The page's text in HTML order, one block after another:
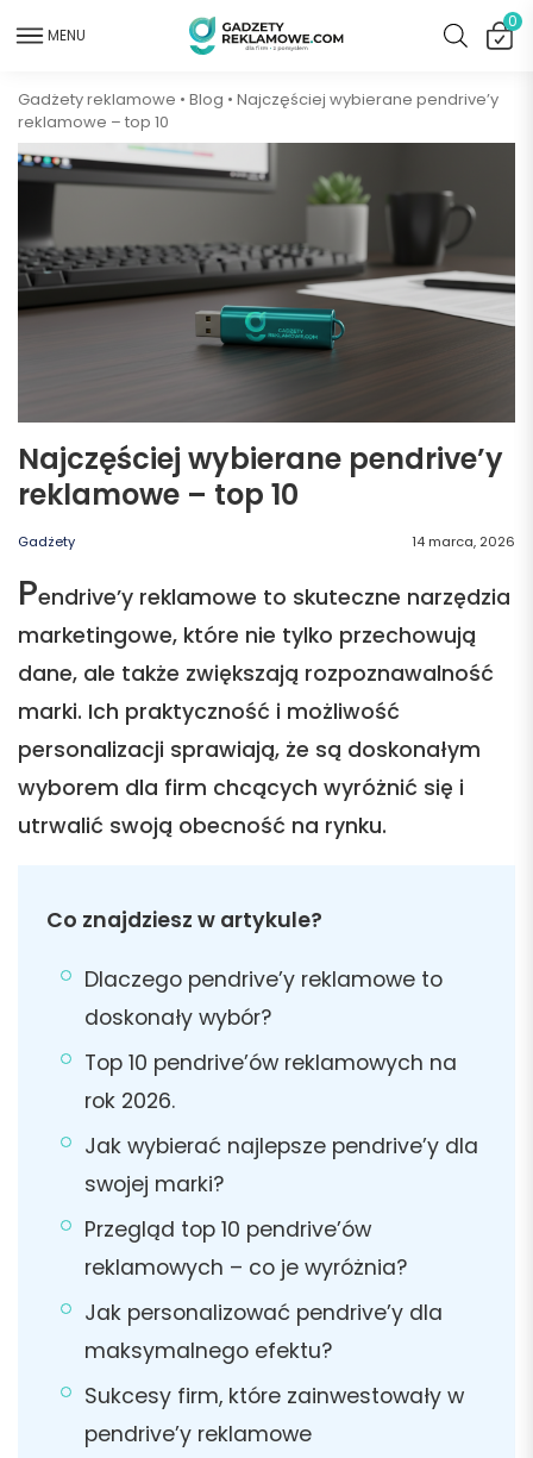
MENU
0
Gadżety reklamowe • Blog • Najczęściej wybierane pendrive’y
reklamowe – top 10
Najczęściej wybierane pendrive’y
reklamowe – top 10
Gadżety 14 marca, 2026
Pendrive’y reklamowe to skuteczne narzędzia
marketingowe, które nie tylko przechowują
dane, ale także zwiększają rozpoznawalność
marki. Ich praktyczność i możliwość
personalizacji sprawiają, że są doskonałym
wyborem dla firm chcących wyróżnić się i
utrwalić swoją obecność na rynku.
Co znajdziesz w artykule?
Dlaczego pendrive’y reklamowe to
doskonały wybór?
Top 10 pendrive’ów reklamowych na
rok 2026.
Jak wybierać najlepsze pendrive’y dla
swojej marki?
Przegląd top 10 pendrive’ów
reklamowych – co je wyróżnia?
Jak personalizować pendrive’y dla
maksymalnego efektu?
Sukcesy firm, które zainwestowały w
pendrive’y reklamowe